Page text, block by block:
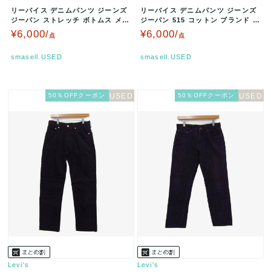
リーバイス デニムパンツ ジーンズ
ジーパン ストレッチ ボトムス メン
ズ W32/L32サイズ ク…
¥6,000/点
smasell.USED
リーバイス デニムパンツ ジーンズ
ジーパン 515 コットン ブランド ボ
トムス メンズ W30サ…
¥6,000/点
smasell.USED
50％OFFクーポン
Levi's
50％OFFクーポン
Levi's